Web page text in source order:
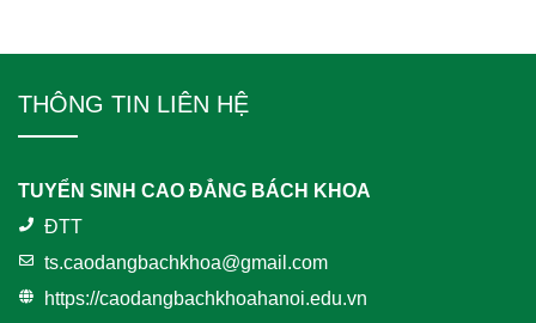
THÔNG TIN LIÊN HỆ
TUYỂN SINH CAO ĐẲNG BÁCH KHOA
ĐTT
ts.caodangbachkhoa@gmail.com
https://caodangbachkhoahanoi.edu.vn